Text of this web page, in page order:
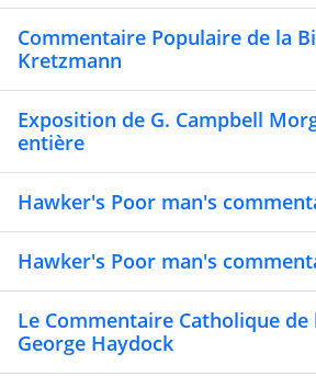
Commentaire Populaire de la
Kretzmann
Exposition de G. Campbell
entière
Hawker's Poor man's
Hawker's Poor man's
Le Commentaire Catholique de
George Haydock